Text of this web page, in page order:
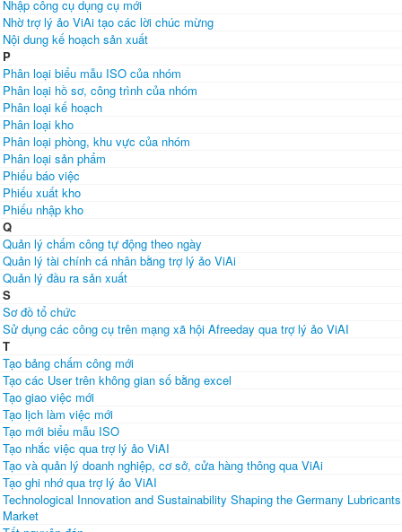
Nhập công cụ dụng cụ mới
Nhờ trợ lý ảo ViAi tạo các lời chúc mừng
Nội dung kế hoạch sản xuất
P
Phân loại biểu mẫu ISO của nhóm
Phân loại hồ sơ, công trình của nhóm
Phân loại kế hoạch
Phân loại kho
Phân loại phòng, khu vực của nhóm
Phân loại sản phẩm
Phiếu báo việc
Phiếu xuất kho
Phiếu nhập kho
Q
Quản lý chấm công tự động theo ngày
Quản lý tài chính cá nhân bằng trợ lý ảo ViAi
Quản lý đầu ra sản xuất
S
Sơ đồ tổ chức
Sử dụng các công cụ trên mạng xã hội Afreeday qua trợ lý ảo ViAI
T
Tạo bảng chấm công mới
Tạo các User trên không gian số bằng excel
Tạo giao việc mới
Tạo lịch làm việc mới
Tạo mới biểu mẫu ISO
Tạo nhắc việc qua trợ lý ảo ViAI
Tạo và quản lý doanh nghiệp, cơ sở, cửa hàng thông qua ViAi
Tạo ghi nhớ qua trợ lý ảo ViAI
Technological Innovation and Sustainability Shaping the Germany Lubricants
Market